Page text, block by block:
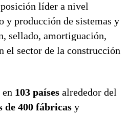
líder a nivel
y producción de sistemas y
sellado, amortiguación,
el sector de la construcción
103 países alrededor del
de 400 fábricas y